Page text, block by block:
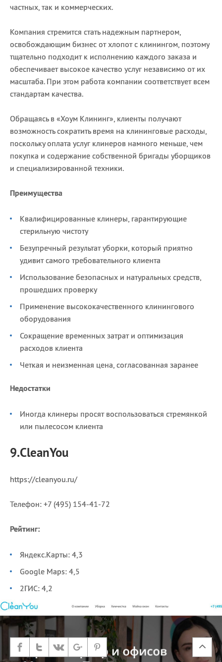
частных, так и коммерческих.
Компания стремится стать надежным партнером,
освобождающим бизнес от хлопот с клинингом, поэтому
тщательно подходит к исполнению каждого заказа и
обеспечивает высокое качество услуг независимо от их
масштаба. При этом работа компании соответствует всем
стандартам качества.
Обращаясь в «Хоум Клининг», клиенты получают
возможность сократить время на клининговые расходы,
поскольку оплата услуг клинеров намного меньше, чем
покупка и содержание собственной бригады уборщиков
и специализированной техники.
Преимущества
Квалифицированные клинеры, гарантирующие
стерильную чистоту
Безупречный результат уборки, который приятно
удивит самого требовательного клиента
Использование безопасных и натуральных средств,
прошедших проверку
Применение высококачественного клинингового
оборудования
Сокращение временных затрат и оптимизация
расходов клиента
Четкая и неизменная цена, согласованная заранее
Недостатки
Иногда клинеры просят воспользоваться стремянкой
или пылесосом клиента
9.CleanYou
https://cleanyou.ru/
Телефон: +7 (495) 154-41-72
Рейтинг:
Яндекс.Карты: 4,3
Google Maps: 4,5
2ГИС: 4,2